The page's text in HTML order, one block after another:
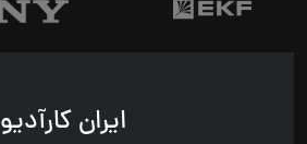
ایران کارآدیو